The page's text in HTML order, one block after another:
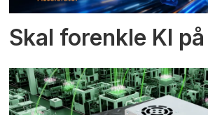
Skal forenkle KI på